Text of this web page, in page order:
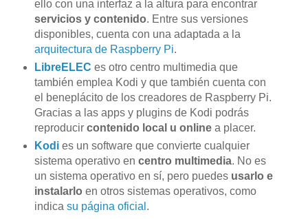
ello con una interfaz a la altura para encontrar
servicios y contenido. Entre sus versiones
disponibles, cuenta con una adaptada a la
arquitectura de Raspberry Pi.
LibreELEC es otro centro multimedia que
también emplea Kodi y que también cuenta con
el beneplácito de los creadores de Raspberry Pi.
Gracias a las apps y plugins de Kodi podrás
reproducir contenido local u onlinea placer.
Kodies un software que convierte cualquier
sistema operativo en centro multimedia. No es
un sistema operativo en sí, pero puedes usarlo e
instalarlo en otros sistemas operativos, como
indica su página oficial .